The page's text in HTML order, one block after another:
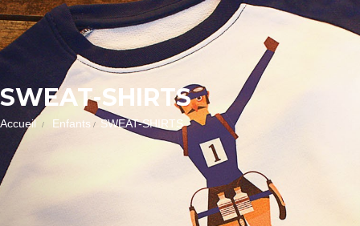
SWEAT-SHIRTS
Accueil Enfants SWEAT-SHIRTS